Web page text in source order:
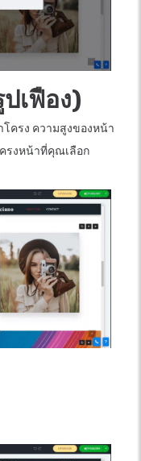
เฟือง)
โครง ความสูงของหน้า
รงหน้าที่คุณเลือก